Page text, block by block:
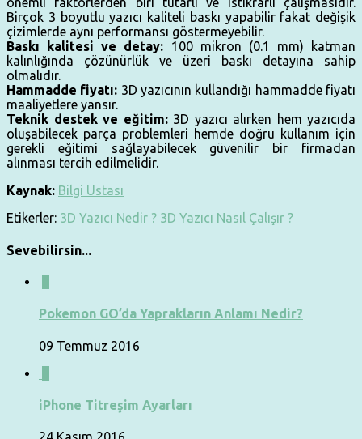
Birçok 3 boyutlu yazıcı kaliteli baskı yapabilir fakat değişik
çizimlerde aynı performansı göstermeyebilir.
Baskı kalitesi ve detay: 100 mikron (0.1 mm) katman
kalınlığında çözünürlük ve üzeri baskı detayına sahip
olmalıdır.
Hammadde fiyatı: 3D yazıcının kullandığı hammadde fiyatı
maaliyetlere yansır.
Teknik destek ve eğitim:3D yazıcı alırken hem yazıcıda
oluşabilecek parça problemleri hemde doğru kullanım için
gerekli eğitimi sağlayabilecek güvenilir bir firmadan
alınması tercih edilmelidir.
Kaynak: Bilgi Ustası
Etikerler: 3D Yazıcı Nedir ? 3D Yazıcı Nasıl Çalışır ?
Sevebilirsin...
Pokemon GO’da Yaprakların Anlamı Nedir?
09 Temmuz 2016
iPhone Titreşim Ayarları